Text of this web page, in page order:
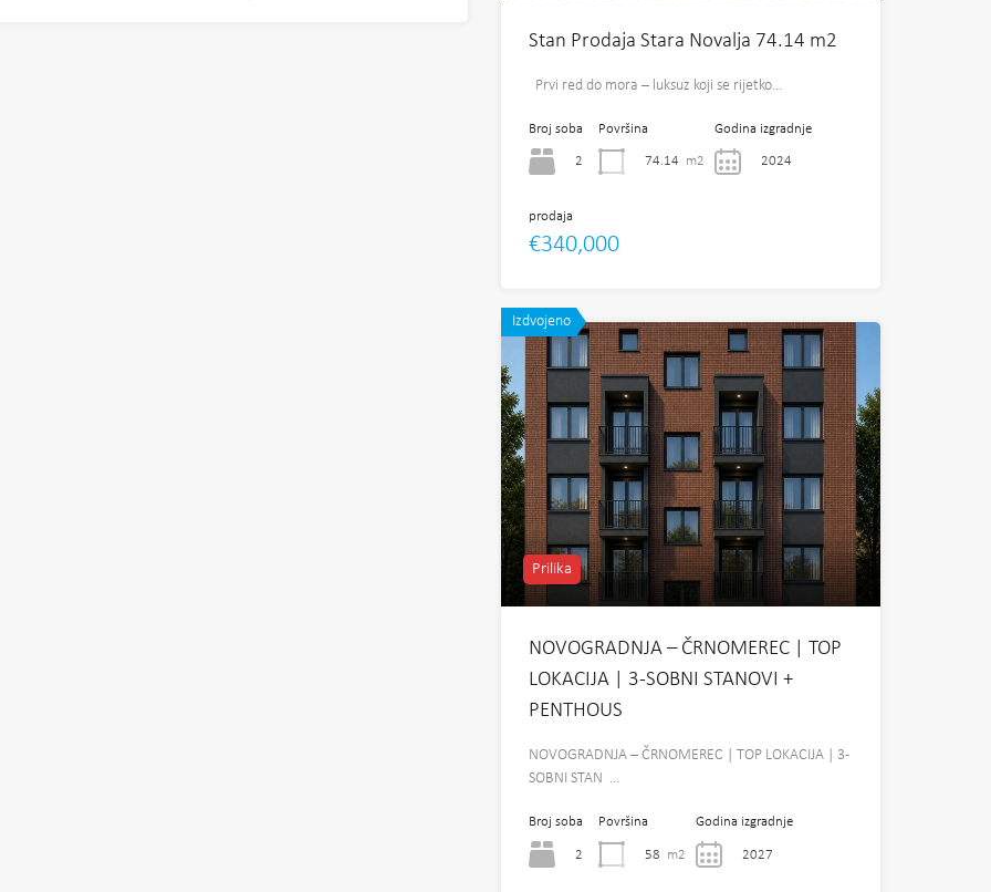
Stan Prodaja Stara Novalja 74.14 m2
Prvi red do mora – luksuz koji se rijetko…
Broj soba
2
Površina
74.14 m2
Godina izgradnje
2024
prodaja
€340,000
Izdvojeno
Prilika
NOVOGRADNJA – ČRNOMEREC | TOP
LOKACIJA | 3-SOBNI STANOVI +
PENTHOUS
NOVOGRADNJA – ČRNOMEREC | TOP LOKACIJA | 3-
SOBNI STAN …
Broj soba
2
Površina
58 m2
Godina izgradnje
2027